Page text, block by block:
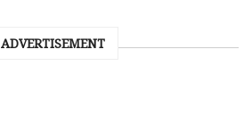
ADVERTISEMENT